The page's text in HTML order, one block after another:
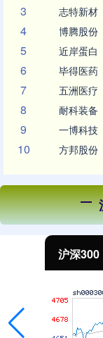
3 志特新材
4 博腾股份
5 近岸蛋白
6 毕得医药
7 五洲医疗
8 耐科装备
9 一博科技
10 方邦股份